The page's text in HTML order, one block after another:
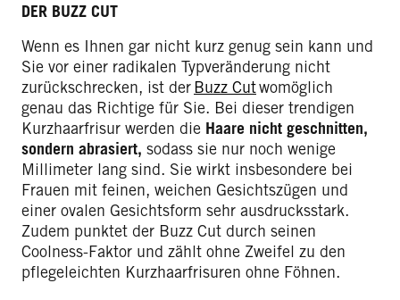
DER BUZZ CUT
Wenn es Ihnen gar nicht kurz genug sein kann und
Sie vor einer radikalen Typveränderung nicht
zurückschrecken, ist der Buzz Cutwomöglich
genau das Richtige für Sie. Bei dieser trendigen
Kurzhaarfrisur werden die Haare nicht geschnitten,
sondern abrasiert, sodass sie nur noch wenige
Millimeter lang sind. Sie wirkt insbesondere bei
Frauen mit feinen, weichen Gesichtszügen und
einer ovalen Gesichtsform sehr ausdrucksstark.
Zudem punktet der Buzz Cut durch seinen
Coolness-Faktor und zählt ohne Zweifel zu den
pflegeleichten Kurzhaarfrisuren ohne Föhnen.